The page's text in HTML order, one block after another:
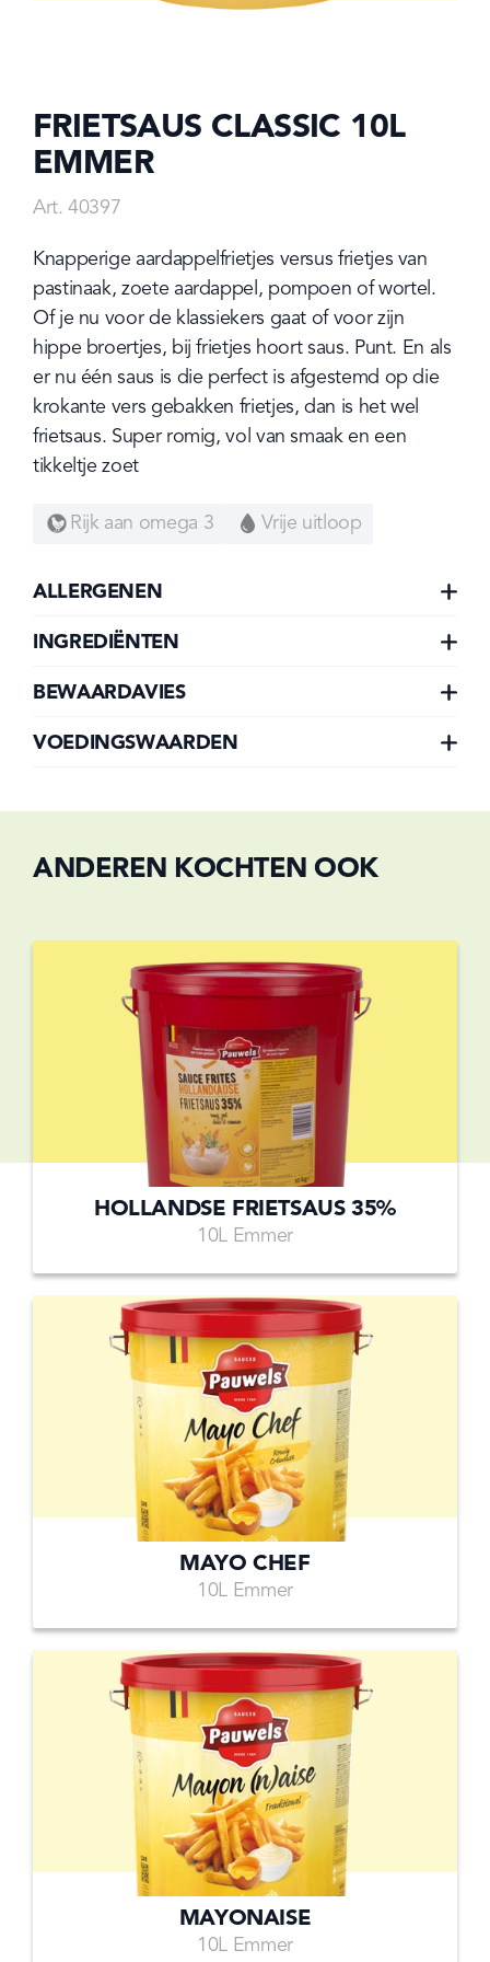
FRIETSAUS CLASSIC 10L
EMMER
Art. 40397
Knapperige aardappelfrietjes versus frietjes van
pastinaak, zoete aardappel, pompoen of wortel.
Of je nu voor de klassiekers gaat of voor zijn
hippe broertjes, bij frietjes hoort saus. Punt. En als
er nu één saus is die perfect is afgestemd op die
krokante vers gebakken frietjes, dan is het wel
frietsaus. Super romig, vol van smaak en een
tikkeltje zoet
Rijk aan omega 3 Vrije uitloop
ALLERGENEN
INGREDIËNTEN
BEWAARDAVIES
VOEDINGSWAARDEN
ANDEREN KOCHTEN OOK
HOLLANDSE FRIETSAUS 35%
10L Emmer
MAYO CHEF
10L Emmer
MAYONAISE
10L Emmer